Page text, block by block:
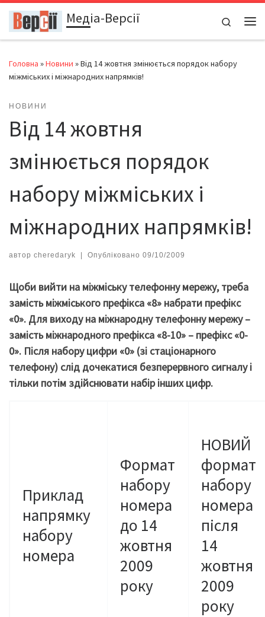
Перейти до вмістуМедіа-Версії
Search
Головна »Новини »Від 14 жовтня змінюється порядок набору
міжміських і міжнародних напрямків!
НОВИНИ
Від 14 жовтня
змінюється порядок
набору міжміських і
міжнародних напрямків!
автор cheredaryk | Опубліковано 09/10/2009
Щоби вийти на міжміську телефонну мережу, треба
замість міжміського префікса «8» набрати префікс
«0». Для виходу на міжнародну телефонну мережу –
замість міжнародного префікса «8-10» – префікс «0-
0». Після набору цифри «0» (зі стаціонарного
телефону) слід дочекатися безперервного сигналу і
тільки потім здійснювати набір інших цифр.
Приклад
напрямку
набору
номера
Формат
набору
номера
до 14
жовтня
2009
року
НОВИЙ
формат
набору
номера
після
14
жовтня
2009
року